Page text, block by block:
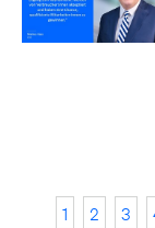
1 2 3